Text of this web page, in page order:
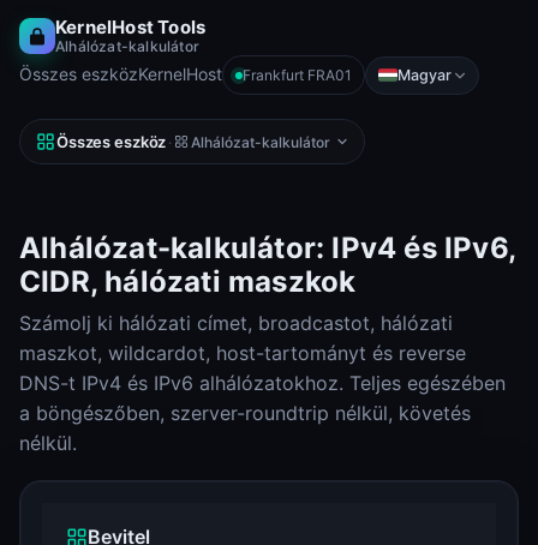
KernelHost Tools
Alhálózat-kalkulátor
Összes eszközKernelHost Frankfurt FRA01 Magyar
Összes eszköz · Alhálózat-kalkulátor
Alhálózat-kalkulátor: IPv4 és IPv6,
CIDR, hálózati maszkok
Számolj ki hálózati címet, broadcastot, hálózati
maszkot, wildcardot, host-tartományt és reverse
DNS-t IPv4 és IPv6 alhálózatokhoz. Teljes egészében
a böngészőben, szerver-roundtrip nélkül, követés
nélkül.
Bevitel